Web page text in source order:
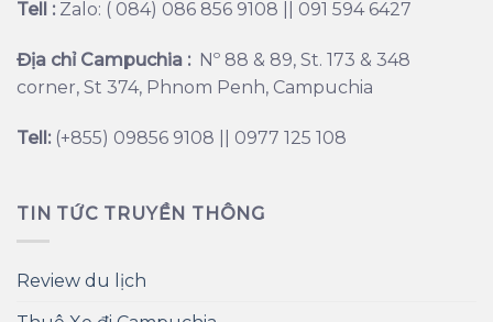
Tell :Zalo: ( 084) 086 856 9108 || 091 594 6427
Địa chỉ Campuchia :Nº 88 & 89, St. 173 & 348
corner, St 374, Phnom Penh, Campuchia
Tell:(+855) 09856 9108 || 0977 125 108
TIN TỨC TRUYỀN THÔNG
Review du lịch